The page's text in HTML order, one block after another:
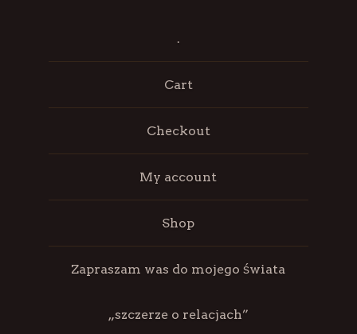
.
Cart
Checkout
My account
Shop
Zapraszam was do mojego świata
„szczerze o relacjach”